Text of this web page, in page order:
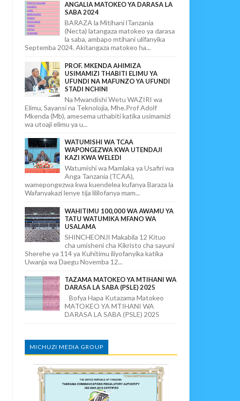
ANGALIA MATOKEO YA DARASA LA
SABA 2024
BARAZA la Mitihani lTanzania
(Necta) latangaza matokeo ya darasa
la saba, ambapo mtihani ulifanyika
Septemba 2024. Akitangaza matokeo ha...
PROF. MKENDA AHIMIZA
USIMAMIZI THABITI ELIMU YA
UFUNDI NA MAFUNZO YA UFUNDI
STADI NCHINI
Na Mwandishi Wetu WAZIRI wa
Elimu, Sayansi na Teknolojia, Mhe.Prof Adolf
Mkenda (Mb), amesema uthabiti katika usimamizi
wa utoaji elimu ya u...
WATUMISHI WA TCAA
WAPONGEZWA KWA UTENDAJI
KAZI KWA WELEDI
Watumishi wa Mamlaka ya Usafiri wa
Anga Tanzania (TCAA),
wamepongezwa kwa kuendelea kufanya Baraza la
Wafanyakazi lenye tija lililofanya mam...
WAHITIMU 100,000 WA AWAMU YA
TATU WATUMIKA MFANO WA
USALAMA
SHINCHEONJI Makabila 12 Kituo
cha umisheni cha Kikristo cha sayuni
Sherehe ya 114 ya Kuhitimu iliyofanyika katika
Uwanja wa Daegu Novemba 12...
TAZAMA MATOKEO YA MTIHANI WA
DARASA LA SABA (PSLE) 2025
Bofya Hapa Kutazama Matokeo
MATOKEO YA MTIHANI WA
DARASA LA SABA (PSLE) 2025
MICHUZI MEDIA GROUP